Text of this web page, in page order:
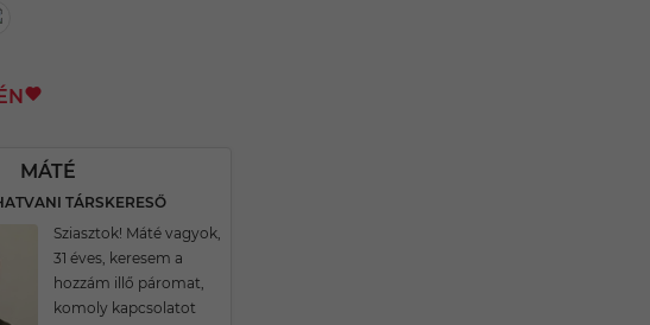
MÁTÉ
TÁRSKERESŐ
Sziasztok! Máté vagyok,
31 éves, keresem a
hozzám illő páromat,
komoly kapcsolatot